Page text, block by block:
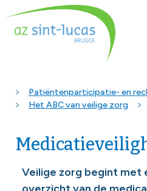
Patiëntenparticipatie- en
Het ABC van veilige zorg
Veilige zorg begint met